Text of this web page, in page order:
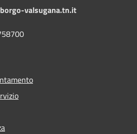
valsugana.tn.it